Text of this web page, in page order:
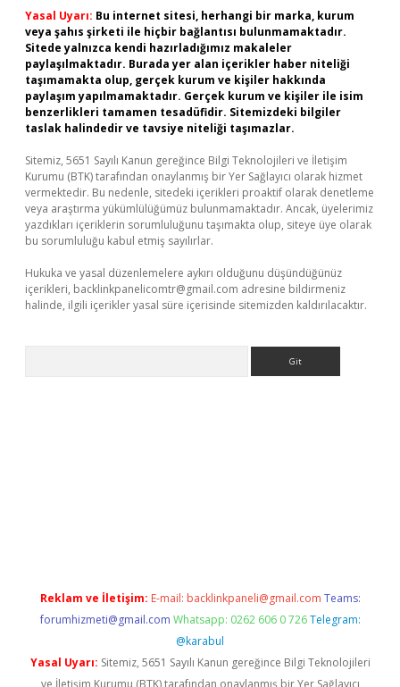
Yasal Uyarı: Bu internet sitesi, herhangi bir marka, kurum
veya şahıs şirketi ile hiçbir bağlantısı bulunmamaktadır.
Sitede yalnızca kendi hazırladığımız makaleler
paylaşılmaktadır. Burada yer alan içerikler haber niteliği
taşımamakta olup, gerçek kurum ve kişiler hakkında
paylaşım yapılmamaktadır. Gerçek kurum ve kişiler ile isim
benzerlikleri tamamen tesadüfidir. Sitemizdeki bilgiler
taslak halindedir ve tavsiye niteliği taşımazlar.
Sitemiz, 5651 Sayılı Kanun gereğince Bilgi Teknolojileri ve İletişim
Kurumu (BTK) tarafından onaylanmış bir Yer Sağlayıcı olarak hizmet
vermektedir. Bu nedenle, sitedeki içerikleri proaktif olarak denetleme
veya araştırma yükümlülüğümüz bulunmamaktadır. Ancak, üyelerimiz
yazdıkları içeriklerin sorumluluğunu taşımakta olup, siteye üye olarak
bu sorumluluğu kabul etmiş sayılırlar.
Hukuka ve yasal düzenlemelere aykırı olduğunu düşündüğünüz
içerikleri, backlinkpanelicomtr@gmail.com adresine bildirmeniz
halinde, ilgili içerikler yasal süre içerisinde sitemizden kaldırılacaktır.
Reklam ve İletişim: E-mail: backlinkpaneli@gmail.com Teams:
forumhizmeti@gmail.com Whatsapp: 0262 606 0 726 Telegram:
@karabul
Yasal Uyarı: Sitemiz, 5651 Sayılı Kanun gereğince Bilgi Teknolojileri
ve İletişim Kurumu (BTK) tarafından onaylanmış bir Yer Sağlayıcı